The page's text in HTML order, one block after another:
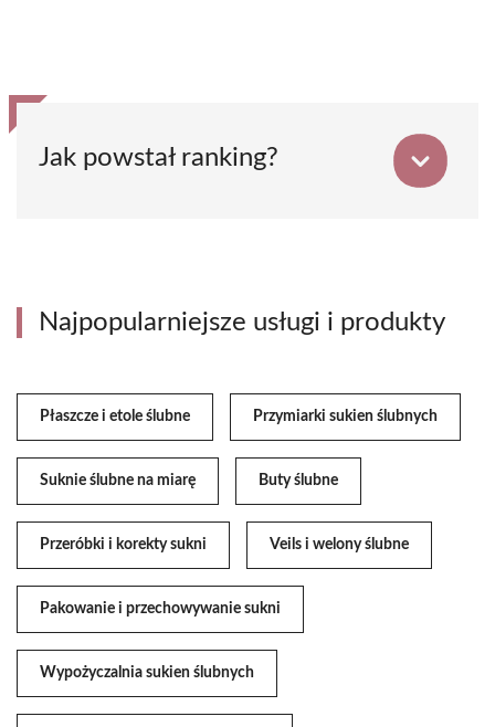
Jak powstał ranking?
Najpopularniejsze usługi i produkty
Płaszcze i etole ślubne Przymiarki sukien ślubnych
Suknie ślubne na miarę Buty ślubne
Przeróbki i korekty sukni Veils i welony ślubne
Pakowanie i przechowywanie sukni
Wypożyczalnia sukien ślubnych